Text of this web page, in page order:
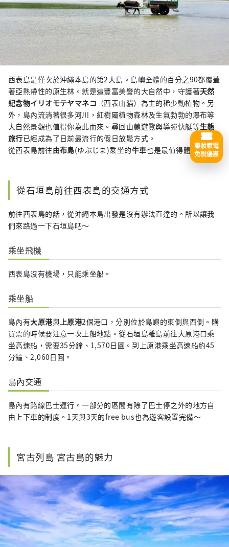
西表島是僅次於沖繩本島的第2大島。島嶼全體的百分之90都覆蓋
著亞熱帶性的原生林。就是這豐富美譽的大自然中，守護著天然
紀念物イリオモテヤマネコ （西表山貓）為主的稀少動植物。另
外，島內流淌著很多河川，紅樹屬植物森林及生氣勃勃的瀑布等
大自然景觀也值得你為此而來。尋回山麓遊覽與導彈快艇等生態
旅行已經成為了日前最流行的假日放鬆方式。
從西表島前往由布島(ゆぶじま)乘坐的牛車也是最值得體驗的。
從石垣島前往西表島的交通方式
前往西表島的話，從沖繩本島出發是沒有辦法直達的。所以讓我
們來路過一下石垣島吧～
乘坐飛機
西表島沒有機場，只能乘坐船。
乘坐船
島內有大原港與上原港2個港口，分別位於島嶼的東側與西側。購
買票的時候要注意一次上船地點。從石垣島離島前往大原港口乘
坐高速船，需要35分鐘、1,570日圓。到上原港乘坐高速船約45
分鐘、2,060日圓。
島內交通
島內有路線巴士運行。一部分的區間有除了巴士停之外的地方自
由上下車的制度。1天與3天的free bus也為遊客設置完備～
宮古列島 宮古島的魅力
藥妝家電
免稅優惠